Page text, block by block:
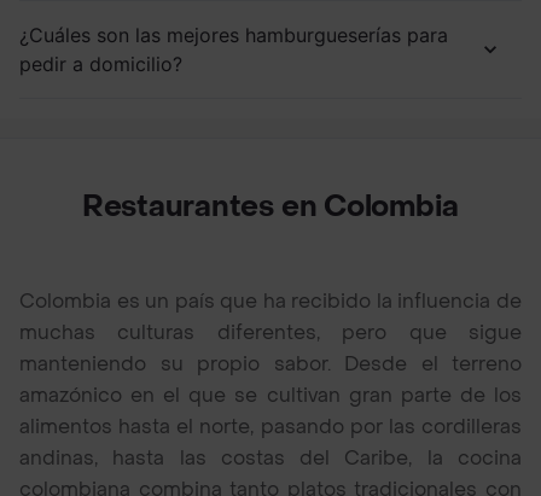
¿Cuáles son las mejores hamburgueserías para
pedir a domicilio?
Restaurantes en Colombia
Colombia es un país que ha recibido la influencia de
muchas culturas diferentes, pero que sigue
manteniendo su propio sabor. Desde el terreno
amazónico en el que se cultivan gran parte de los
alimentos hasta el norte, pasando por las cordilleras
andinas, hasta las costas del Caribe, la cocina
colombiana combina tanto platos tradicionales con